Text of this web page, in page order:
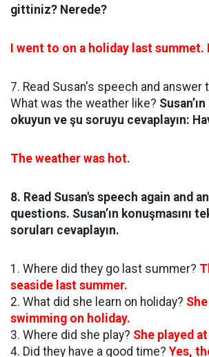
gittiniz? Nerede?
I went to on a holiday last
7. Read Susan's speech and answer
What was the weather like?
okuyun ve şu soruyu cevaplayın:
The weather was hot.
8. Read Susan's speech again and
questions. Susan’ın konuşmasını
soruları cevaplayın.
1. Where did they go last summer?
seaside last summer.
2. What did she learn on holiday?
swimming on holiday.
3. Where did she play? She played
4. Did they have a good time? Yes,